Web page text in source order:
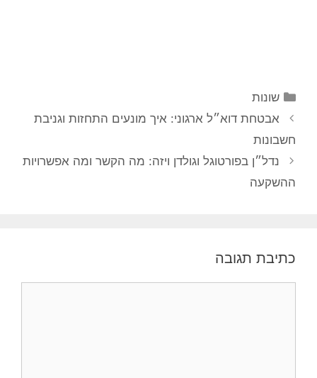
קטגוריות
שונות
ניווט
פוסטים
אבטחת דוא״ל ארגוני: איך מונעים התחזות וגניבת
חשבונות
נדל״ן בפורטוגל וגולדן ויזה: מה הקשר ומה אפשרויות
ההשקעה
כתיבת תגובה